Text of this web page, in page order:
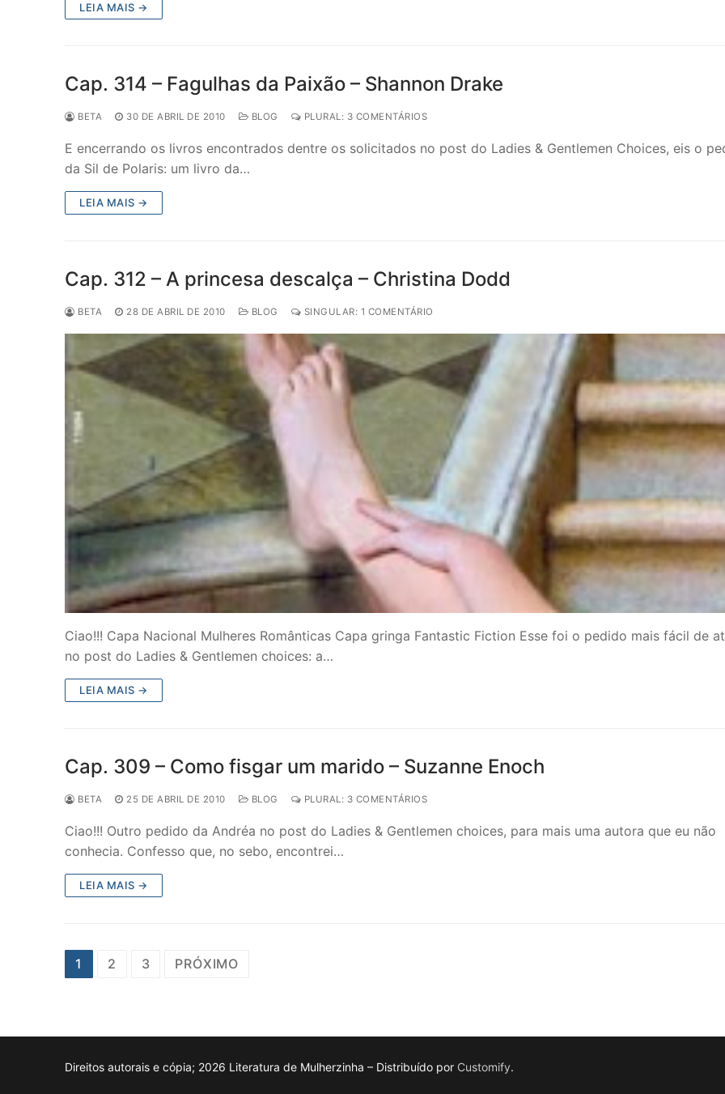
LEIA MAIS →
Cap. 314 – Fagulhas da Paixão – Shannon Drake
BETA 30 DE ABRIL DE 2010 BLOG PLURAL: 3 COMENTÁRIOS
E encerrando os livros encontrados dentre os solicitados no post do Ladies & Gentlemen Choices, eis o
da Sil de Polaris: um livro da…
LEIA MAIS →
Cap. 312 – A princesa descalça – Christina Dodd
BETA 28 DE ABRIL DE 2010 BLOG SINGULAR: 1 COMENTÁRIO
Ciao!!! Capa Nacional Mulheres Românticas Capa gringa Fantastic Fiction Esse foi o pedido mais fácil de
no post do Ladies & Gentlemen choices: a…
LEIA MAIS →
Cap. 309 – Como fisgar um marido – Suzanne Enoch
BETA 25 DE ABRIL DE 2010 BLOG PLURAL: 3 COMENTÁRIOS
Ciao!!! Outro pedido da Andréa no post do Ladies & Gentlemen choices, para mais uma autora que eu não
conhecia. Confesso que, no sebo, encontrei…
LEIA MAIS →
Paginação
posts
1 2 3 PRÓXIMO
Direitos autorais e cópia; 2026 Literatura de Mulherzinha – Distribuído por Customify.